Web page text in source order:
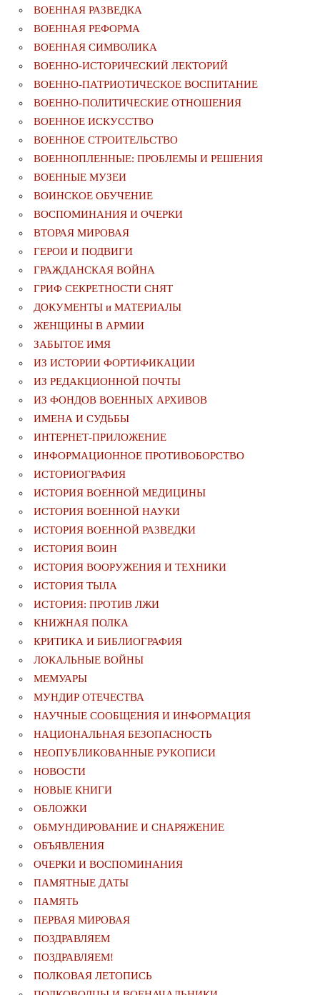
ВОЕННАЯ РАЗВЕДКА
ВОЕННАЯ РЕФОРМА
ВОЕННАЯ СИМВОЛИКА
ВОЕННО-ИСТОРИЧЕСКИЙ ЛЕКТОРИЙ
ВОЕННО-ПАТРИОТИЧЕСКОЕ ВОСПИТАНИЕ
ВОЕННО-ПОЛИТИЧЕСКИE ОТНОШЕНИЯ
ВОЕННОЕ ИСКУССТВО
ВОЕННОЕ СТРОИТЕЛЬСТВО
ВОЕННОПЛЕННЫЕ: ПРОБЛЕМЫ И РЕШЕНИЯ
ВОЕННЫЕ МУЗЕИ
ВОИНСКОЕ ОБУЧЕНИЕ
ВОСПОМИНАНИЯ И ОЧЕРКИ
ВТОРАЯ МИРОВАЯ
ГЕРОИ И ПОДВИГИ
ГРАЖДАНСКАЯ ВОЙНА
ГРИФ СЕКРЕТНОСТИ СНЯТ
ДОКУМЕНТЫ и МАТЕРИАЛЫ
ЖЕНЩИНЫ В АРМИИ
ЗАБЫТОЕ ИМЯ
ИЗ ИСТОРИИ ФОРТИФИКАЦИИ
ИЗ РЕДАКЦИОННОЙ ПОЧТЫ
ИЗ ФОНДОВ ВОЕННЫХ АРХИВОВ
ИМЕНА И СУДЬБЫ
ИНТЕРНЕТ-ПРИЛОЖЕНИЕ
ИНФОРМАЦИОННОЕ ПРОТИВОБОРСТВО
ИСТОРИОГРАФИЯ
ИСТОРИЯ ВОЕННОЙ МЕДИЦИНЫ
ИСТОРИЯ ВОЕННОЙ НАУКИ
ИСТОРИЯ ВОЕННОЙ РАЗВЕДКИ
ИСТОРИЯ ВОИН
ИСТОРИЯ ВООРУЖЕНИЯ И ТЕХНИКИ
ИСТОРИЯ ТЫЛА
ИСТОРИЯ: ПРОТИВ ЛЖИ
КНИЖНАЯ ПОЛКА
КРИТИКА И БИБЛИОГРАФИЯ
ЛОКАЛЬНЫЕ ВОЙНЫ
МЕМУАРЫ
МУНДИР ОТЕЧЕСТВА
НАУЧНЫЕ СООБЩЕНИЯ И ИНФОРМАЦИЯ
НАЦИОНАЛЬНАЯ БЕЗОПАСНОСТЬ
НЕОПУБЛИКОВАННЫЕ РУКОПИСИ
НОВОСТИ
НОВЫЕ КНИГИ
ОБЛОЖКИ
ОБМУНДИРОВАНИЕ И СНАРЯЖЕНИЕ
ОБЪЯВЛЕНИЯ
ОЧЕРКИ И ВОСПОМИНАНИЯ
ПАМЯТНЫЕ ДАТЫ
ПАМЯТЬ
ПЕРВАЯ МИРОВАЯ
ПОЗДРАВЛЯЕМ
ПОЗДРАВЛЯЕМ!
ПОЛКОВАЯ ЛЕТОПИСЬ